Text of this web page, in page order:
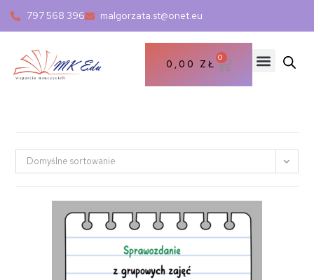
797 568 396 malgorzata.st@onet.eu
0,00 ZŁ
0
Domyślne sortowanie